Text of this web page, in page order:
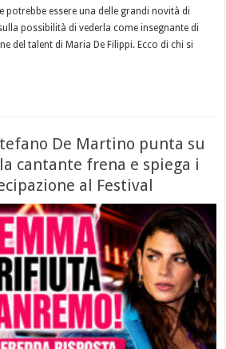
potrebbe essere una delle grandi novità di
possibilità di vederla come insegnante di
del talent di Maria De Filippi. Ecco di chi si
De Martino punta su
cantante frena e spiega i
al Festival